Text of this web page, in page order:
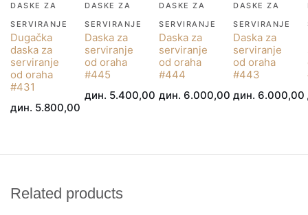
DASKE ZA
SERVIRANJE
Dugačka
daska za
serviranje
od oraha
#431
дин. 5.800,00
DASKE ZA
SERVIRANJE
Daska za
serviranje
od oraha
#445
дин. 5.400,00
DASKE ZA
SERVIRANJE
Daska za
serviranje
od oraha
#444
дин. 6.000,00
DASKE ZA
SERVIRANJE
Daska za
serviranje
od oraha
#443
дин. 6.000,00
Related products